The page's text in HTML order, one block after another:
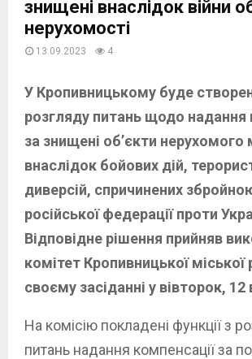
знищені внаслідок війни
нерухомості
13.09.2023 4
У Кропивницькому буде
розгляду питань щодо надання
за знищені об’єкти нерухомого
внаслідок бойових дій,
диверсій, спричинених
російської федерації проти
Відповідне рішення прийняв
комітет Кропивницької міської
своєму засіданні у вівторок, 12
На комісію покладені функції з
питань надання компенсації за